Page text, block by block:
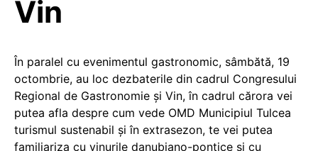
Vin
În paralel cu evenimentul gastronomic, sâmbătă, 19
octombrie, au loc dezbaterile din cadrul Congresului
Regional de Gastronomie și Vin, în cadrul cărora vei
putea afla despre cum vede OMD Municipiul Tulcea
turismul sustenabil și în extrasezon, te vei putea
familiariza cu vinurile danubiano-pontice și cu